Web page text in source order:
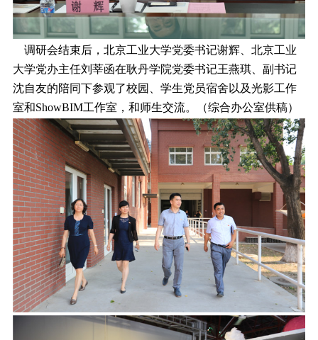
调研会结束后，北京工业大学党委书记谢辉、北京工业
大学党办主任刘莘函在耿丹学院党委书记王燕琪、副书记
沈自友的陪同下参观了校园、学生党员宿舍以及光影工作
室和ShowBIM工作室，和师生交流。（综合办公室供稿）